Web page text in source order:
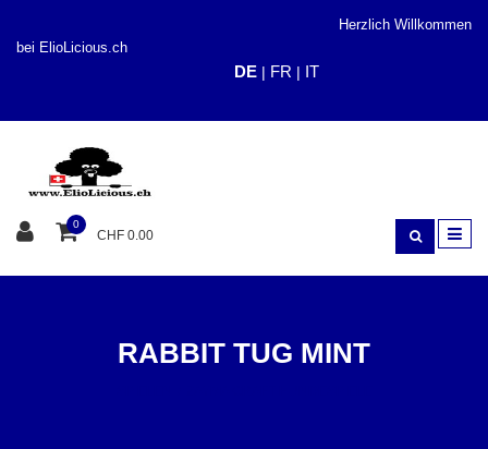
Herzlich Willkommen
bei ElioLicious.ch
DE | FR | IT
0
CHF 0.00
RABBIT TUG MINT